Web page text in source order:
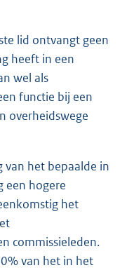
lid ontvangt geen
heeft in een
wel als
functie bij een
overheidswege
van het bepaalde in
een hogere
het
commissieleden.
van het in het